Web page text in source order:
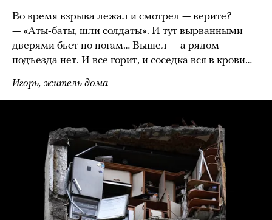
Во время взрыва лежал и смотрел — верите?
— «Аты-баты, шли солдаты». И тут вырванными
дверями бьет по ногам… Вышел — а рядом
подъезда нет. И все горит, и соседка вся в крови…
Игорь, житель дома